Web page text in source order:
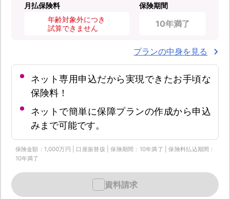
月払保険料
年齢対象外につき
試算できません
保険期間
10年満了
プランの中身を見る
ネット専用申込だから実現できたお手頃な
保険料！
ネットで簡単に保障プランの作成から申込
みまで可能です。
保険金額：1,000万円 | 口座振替扱 | 保険期間：10年満了 | 保険料払込期間：
10年満了
資料請求